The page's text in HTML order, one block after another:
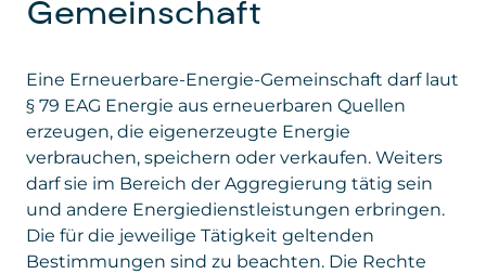
Gemeinschaft
Eine Erneuerbare-Energie-Gemeinschaft darf laut
§ 79 EAG Energie aus erneuerbaren Quellen
erzeugen, die eigenerzeugte Energie
verbrauchen, speichern oder verkaufen. Weiters
darf sie im Bereich der Aggregierung tätig sein
und andere Energiedienstleistungen erbringen.
Die für die jeweilige Tätigkeit geltenden
Bestimmungen sind zu beachten. Die Rechte